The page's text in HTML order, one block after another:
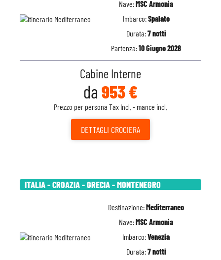
Nave:MSC Armonia
Imbarco:Spalato
Durata:7 notti
Partenza:10 Giugno 2028
Cabine Interne
da 953 €
Prezzo per persona Tax Incl. - mance incl.
DETTAGLI CROCIERA
ITALIA - CROAZIA - GRECIA - MONTENEGRO
Destinazione:Mediterraneo
Nave:MSC Armonia
Imbarco:Venezia
Durata:7 notti